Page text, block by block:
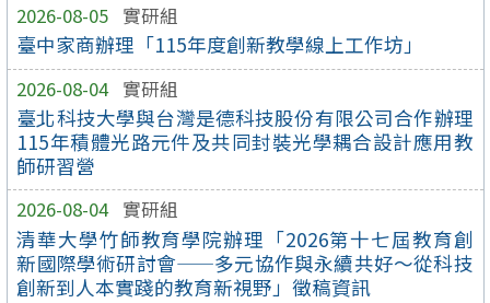
2026-08-05 實研組
臺中家商辦理「115年度創新教學線上工作坊」
2026-08-04 實研組
臺北科技大學與台灣是德科技股份有限公司合作辦理
115年積體光路元件及共同封裝光學耦合設計應用教
師研習營
2026-08-04 實研組
清華大學竹師教育學院辦理「2026第十七屆教育創
新國際學術研討會——多元協作與永續共好～從科技
創新到人本實踐的教育新視野」徵稿資訊